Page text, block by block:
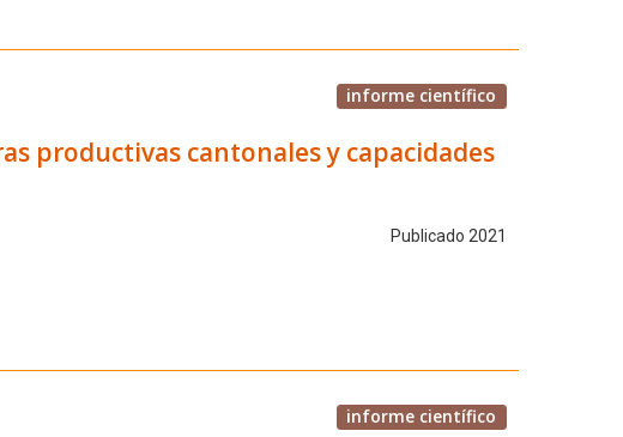
informe científico
productivas cantonales y capacidades
Publicado 2021
informe científico